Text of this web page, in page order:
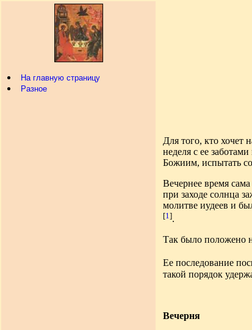
На главную страницу
Разное
Для того, кто хочет
неделя с ее
Божиим, испытать
Вечернее время
при заходе солнца
молитве иудеев и
[1].
Так было положено
Ее последование
такой порядок
Вечерня